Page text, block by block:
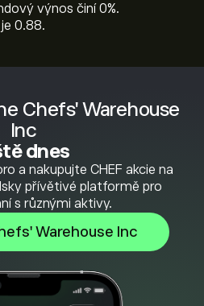
Chefs' Warehouse
Inc
dnes
a nakupujte CHEF akcie na
přívětivé platformě pro
s různými aktivy.
Warehouse Inc
výnos činí 0%.
0.88.